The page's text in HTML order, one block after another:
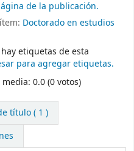
de la publicación.
Doctorado en estudios
etiquetas de esta
para agregar etiquetas.
0.0 (0 votos)
título ( 1 )